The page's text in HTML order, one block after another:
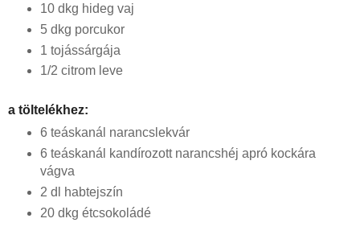
10 dkg hideg vaj
5 dkg porcukor
1 tojássárgája
1/2 citrom leve
a töltelékhez:
6 teáskanál narancslekvár
6 teáskanál kandírozott narancshéj apró kockára
vágva
2 dl habtejszín
20 dkg étcsokoládé